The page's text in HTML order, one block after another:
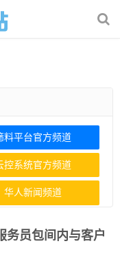
料平台官方频道
控系统官方频道
华人新闻频道
务员包间内与客户